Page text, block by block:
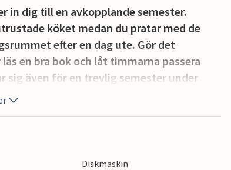
in dig till en avkopplande semester.
köket medan du pratar med de
efter en dag ute. Gör det
en bra bok och låt timmarna passera
även för en trevlig semester under
efter en lång dag i friska luften.
och kan användas på egen risk.
där du kan bada eller ta en trevlig
Diskmaskin